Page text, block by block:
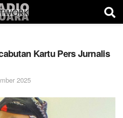
Kartu Pers Jurnalis
2025